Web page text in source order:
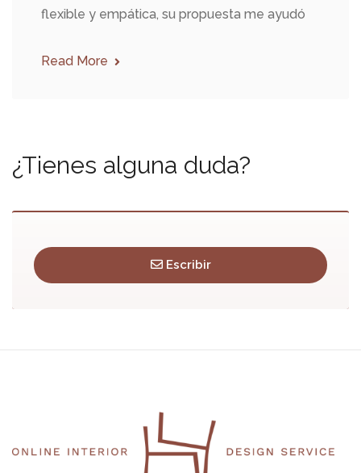
flexible y empática, su propuesta me ayudó
Read More
¿Tienes alguna duda?
Escribir